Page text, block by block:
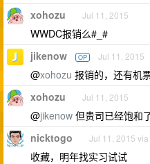
xohozu Jul 11, 2015
WWDC报销么#_#
jikenow OP Jul 11, 2015
@xohozu 报销的，还有机
xohozu Jul 11, 2015
@jikenow 但贵司已经饱和
nicktogo Jul 11, 2015
收藏，明年找实习试试